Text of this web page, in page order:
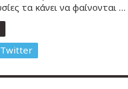
τα κάνει να φαίνονται …
Twitter